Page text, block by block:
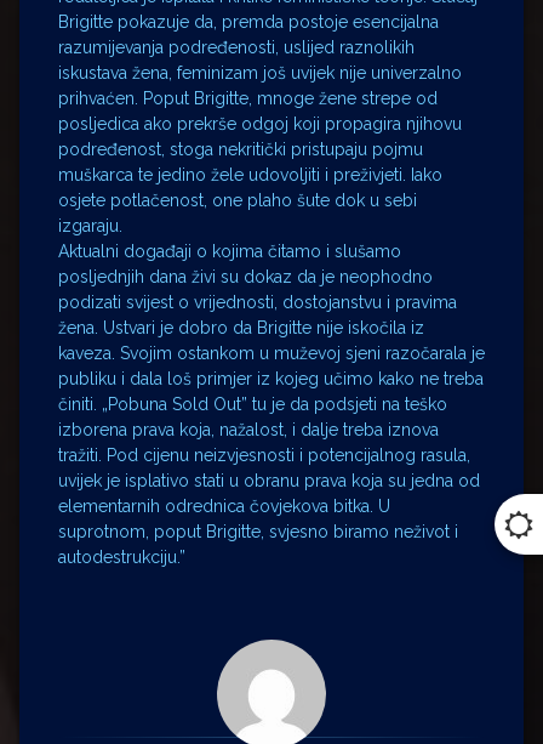
Brigitte pokazuje da, premda postoje esencijalna
razumijevanja podređenosti, uslijed raznolikih
iskustava žena, feminizam još uvijek nije univerzalno
prihvaćen. Poput Brigitte, mnoge žene strepe od
posljedica ako prekrše odgoj koji propagira njihovu
podređenost, stoga nekritički pristupaju pojmu
muškarca te jedino žele udovoljiti i preživjeti. Iako
osjete potlačenost, one plaho šute dok u sebi
izgaraju.
Aktualni događaji o kojima čitamo i slušamo
posljednjih dana živi su dokaz da je neophodno
podizati svijest o vrijednosti, dostojanstvu i pravima
žena. Ustvari je dobro da Brigitte nije iskočila iz
kaveza. Svojim ostankom u muževoj sjeni razočarala je
publiku i dala loš primjer iz kojeg učimo kako ne treba
činiti. „Pobuna Sold Out” tu je da podsjeti na teško
izborena prava koja, nažalost, i dalje treba iznova
tražiti. Pod cijenu neizvjesnosti i potencijalnog rasula,
uvijek je isplativo stati u obranu prava koja su jedna od
elementarnih odrednica čovjekova bitka. U
suprotnom, poput Brigitte, svjesno biramo neživot i
autodestrukciju.”